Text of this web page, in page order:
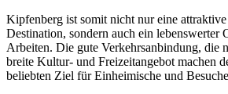
Kipfenberg ist somit nicht nur eine
Destination, sondern auch ein lebenswerter
Arbeiten. Die gute Verkehrsanbindung, die
breite Kultur- und Freizeitangebot machen
beliebten Ziel für Einheimische und